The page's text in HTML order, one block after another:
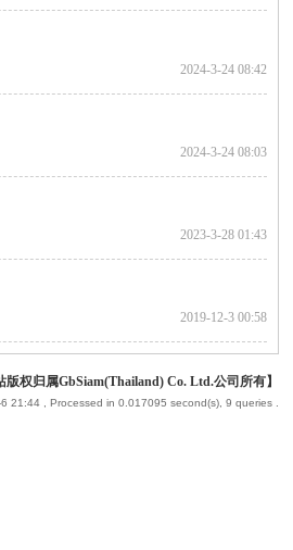
2024-3-24 08:42
2024-3-24 08:03
2023-3-28 01:43
2019-12-3 00:58
权归属GbSiam(Thailand) Co. Ltd.公司所有】
21:44, Processed in 0.017095 second(s), 9 queries .